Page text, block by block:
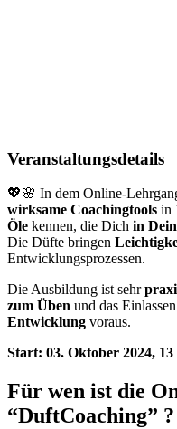
Veranstaltungsdetails
💖🌸 In dem Online-
wirksame Coachingtools in
Öle kennen, die Dich in
Die Düfte bringen
Entwicklungsprozessen.
Die Ausbildung ist sehr
zum Üben und das
Entwicklung voraus.
Start: 03. Oktober 2024,
Für wen ist die
“DuftCoaching” ?